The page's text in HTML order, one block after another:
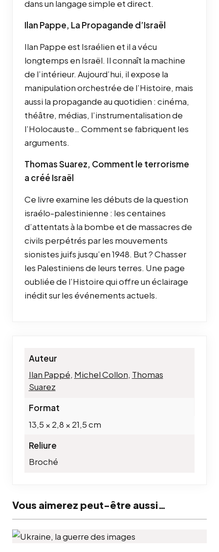
dans un langage simple et direct.
Ilan Pappe, La Propagande d’Israël
Ilan Pappe est Israélien et il a vécu
longtemps en Israël. Il connaît la machine
de l’intérieur. Aujourd’hui, il expose la
manipulation orchestrée de l’Histoire, mais
aussi la propagande au quotidien : cinéma,
théâtre, médias, l’instrumentalisation de
l’Holocauste… Comment se fabriquent les
arguments.
Thomas Suarez, Comment le terrorisme
a créé Israël
Ce livre examine les débuts de la question
israélo-palestinienne : les centaines
d’attentats à la bombe et de massacres de
civils perpétrés par les mouvements
sionistes juifs jusqu’en 1948. But ? Chasser
les Palestiniens de leurs terres. Une page
oubliée de l’Histoire qui offre un éclairage
inédit sur les événements actuels.
Auteur
Ilan Pappé, Michel Collon, Thomas
Suarez
Format
13,5 × 2,8 × 21,5 cm
Reliure
Broché
Vous aimerez peut-être aussi…